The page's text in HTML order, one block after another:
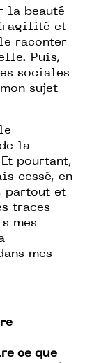
la beauté
fragilité et
raconter
Puis,
sociales
sujet
la
pourtant,
cessé, en
partout et
traces
mes
mes
ce que